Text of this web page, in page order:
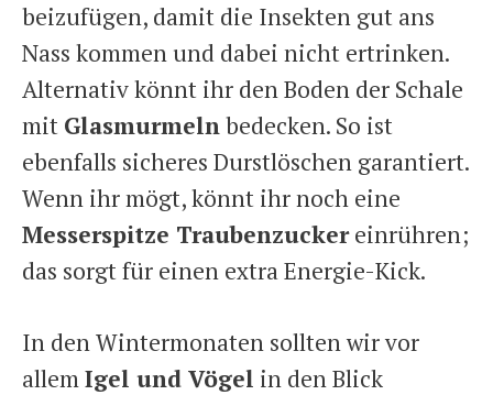
beizufügen, damit die Insekten gut ans
Nass kommen und dabei nicht ertrinken.
Alternativ könnt ihr den Boden der Schale
mit Glasmurmelnbedecken. So ist
ebenfalls sicheres Durstlöschen garantiert.
Wenn ihr mögt, könnt ihr noch eine
Messerspitze Traubenzuckereinrühren;
das sorgt für einen extra Energie-Kick.
In den Wintermonaten sollten wir vor
allemIgel und Vögel in den Blick